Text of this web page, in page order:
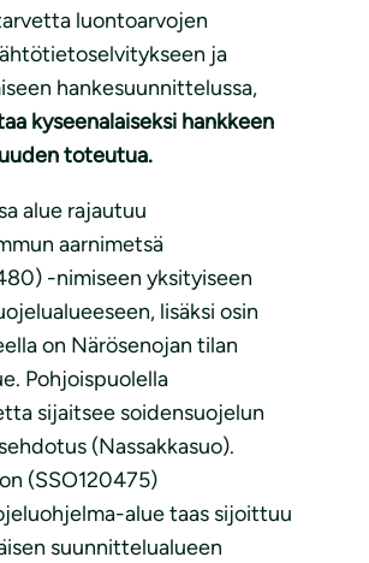
luontoarvojen
ja
hankesuunnittelussa,
kyseenalaiseksi hankkeen
toteutua.
alue rajautuu
aarnimetsä
-nimiseen yksityiseen
lisäksi osin
on Närösenojan tilan
Pohjoispuolella
sijaitsee soidensuojelun
(Nassakkasuo).
(SSO120475)
alue taas sijoittuu
suunnittelualueen